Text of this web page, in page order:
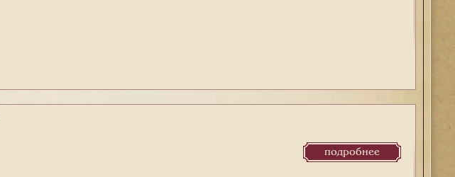
подробнее